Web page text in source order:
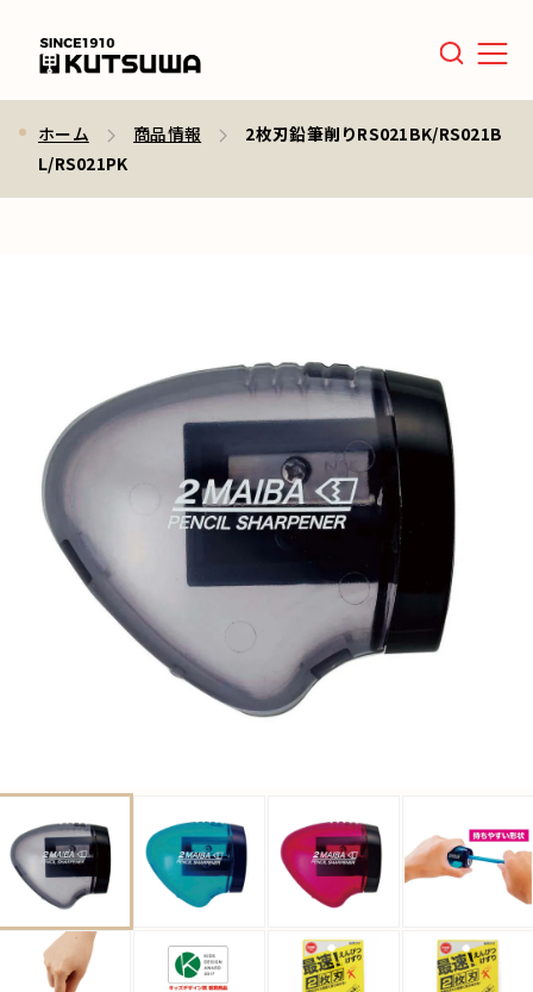
Menu
ホーム 商品情報
2枚刃鉛筆削りRS021BK/RS021B
L/RS021PK